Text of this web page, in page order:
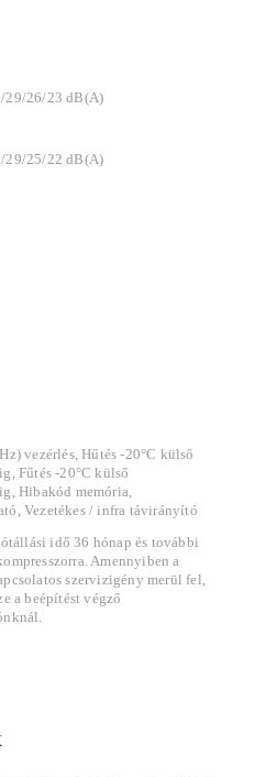
29/26/23 dB(A)
29/25/22 dB(A)
vezérlés, Hűtés -20°C külső
Fűtés -20°C külső
Hibakód memória,
Vezetékes / infra távirányító
idő 36 hónap és további
Amennyiben a
szervizigény merül fel,
a beépítést végző